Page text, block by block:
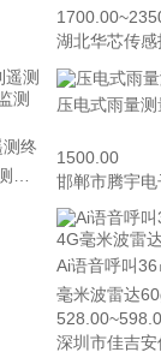
湖北华芯传感
终
压电式雨量测
1500.00
邯郸市腾宇
Ai语音呼叫
毫米波雷达
深圳市佳吉